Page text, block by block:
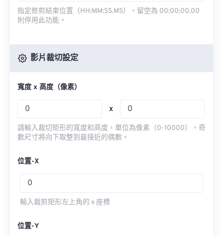
指定修剪結束位置（HH:MM:SS.MS）。留空為 00:00:00.00
則停用此功能。
影片裁切設定
寬度 x 高度（像素）
x
請輸入裁切矩形的寬度和高度，單位為像素（0-10000）。奇
數尺寸將向下取整到最接近的偶數。
位置-X
輸入裁剪矩形左上角的 x 座標
位置-Y